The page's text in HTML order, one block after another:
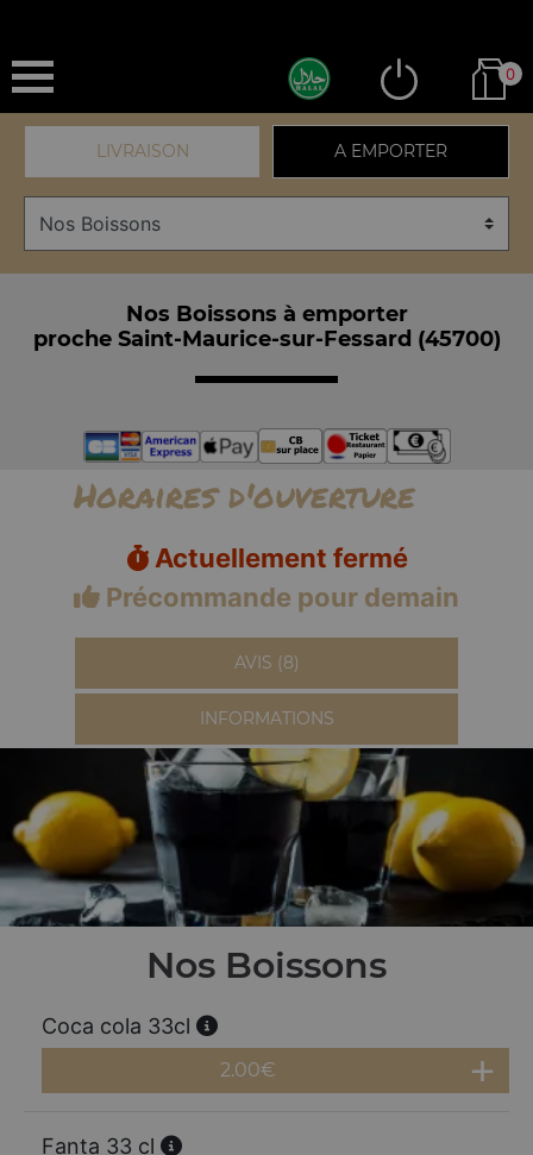
0
LIVRAISON A EMPORTER
Nos Boissons à emporter
proche Saint-Maurice-sur-Fessard (45700)
Horaires d'ouverture
Actuellement fermé
Précommande pour demain
AVIS (8)
INFORMATIONS
Nos Boissons
Coca cola 33cl
2.00€
Fanta 33 cl